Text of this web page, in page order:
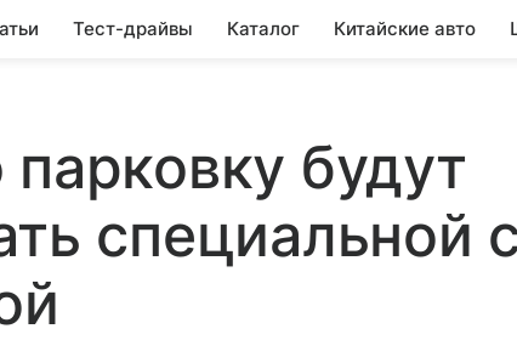
Тест-драйвы Каталог Китайские авто
будут
специальной